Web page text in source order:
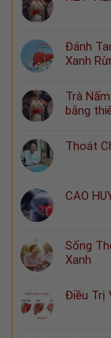
Đánh
Xanh
Trà
bằng
Thoát
CAO
Sống
Xanh
Điều Trị